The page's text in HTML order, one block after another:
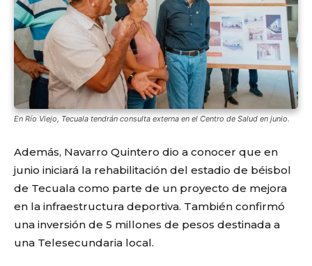
En Río Viejo, Tecuala tendrán consulta externa en el Centro de Salud en junio.
Además, Navarro Quintero dio a conocer que en
junio iniciará la rehabilitación del estadio de béisbol
de Tecuala como parte de un proyecto de mejora
en la infraestructura deportiva. También confirmó
una inversión de 5 millones de pesos destinada a
una Telesecundaria local.